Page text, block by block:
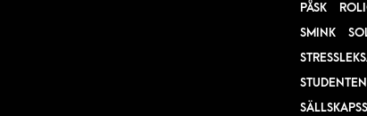
PÅSK
SMINK
STUDENTEN